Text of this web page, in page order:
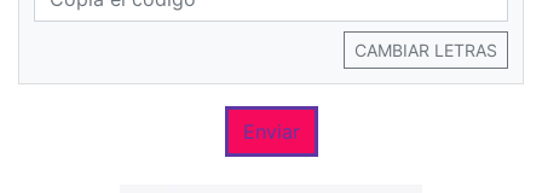
CAMBIAR LETRAS